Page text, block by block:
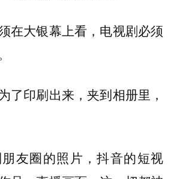
在大银幕上看，电视剧必须
了印刷出来，夹到相册里，
友圈的照片，抖音的短视